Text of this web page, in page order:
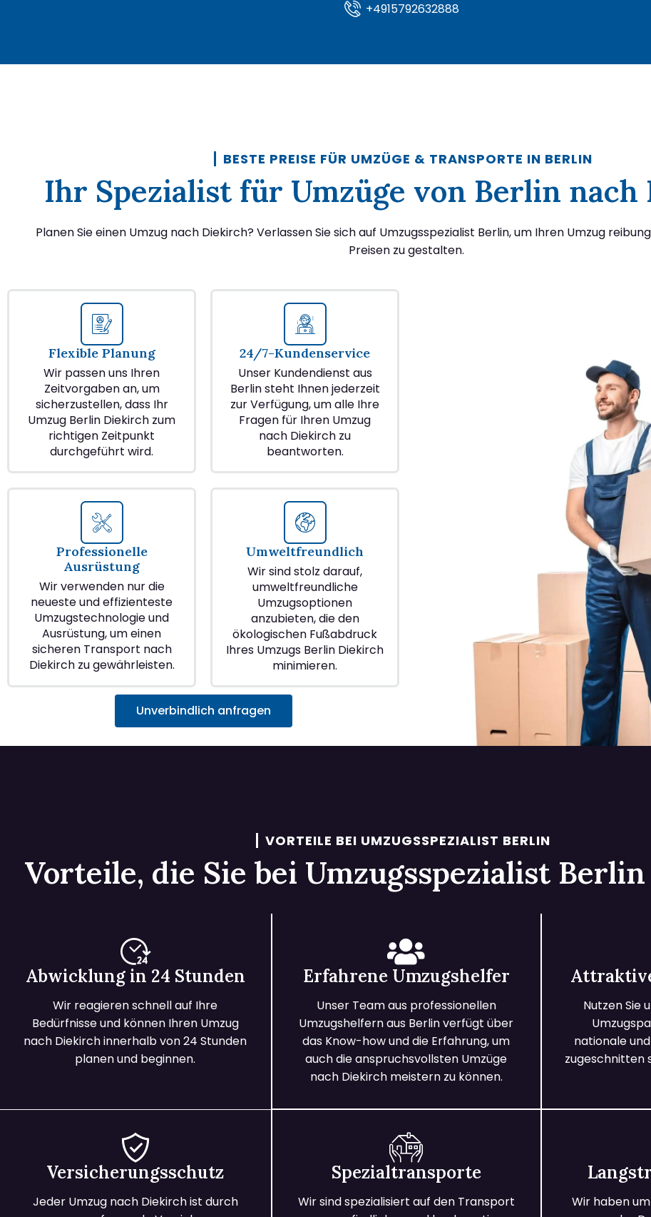
+4915792632888
BESTE PREISE FÜR UMZÜGE & TRANSPORTE IN BERLIN
Ihr Spezialist für Umzüge von Berlin
Planen Sie einen Umzug nach Diekirch? Verlassen Sie sich auf Umzugsspezialist Berlin, um Ihren Umzug
Preisen zu gestalten.
Flexible Planung
Wir passen uns Ihren
Zeitvorgaben an, um
sicherzustellen, dass Ihr
Umzug Berlin Diekirch zum
richtigen Zeitpunkt
durchgeführt wird.
24/7-Kundenservice
Unser Kundendienst aus
Berlin steht Ihnen jederzeit
zur Verfügung, um alle Ihre
Fragen für Ihren Umzug
nach Diekirch zu
beantworten.
Professionelle
Ausrüstung
Wir verwenden nur die
neueste und effizienteste
Umzugstechnologie und
Ausrüstung, um einen
sicheren Transport nach
Diekirch zu gewährleisten.
Umweltfreundlich
Wir sind stolz darauf,
umweltfreundliche
Umzugsoptionen
anzubieten, die den
ökologischen Fußabdruck
Ihres Umzugs Berlin Diekirch
minimieren.
Unverbindlich anfragen
VORTEILE BEI UMZUGSSPEZIALIST BERLIN
Vorteile, die Sie bei Umzugsspezialist
Abwicklung in 24 Stunden
Wir reagieren schnell auf Ihre
Bedürfnisse und können Ihren Umzug
nach Diekirch innerhalb von 24 Stunden
planen und beginnen.
Erfahrene Umzugshelfer
Unser Team aus professionellen
Umzugshelfern aus Berlin verfügt über
das Know-how und die Erfahrung, um
auch die anspruchsvollsten Umzüge
nach Diekirch meistern zu können.
Nutzen Sie
nationale
zugeschnitten
Versicherungsschutz
Jeder Umzug nach Diekirch ist durch
Spezialtransporte
Wir sind spezialisiert auf den Transport
Wir haben